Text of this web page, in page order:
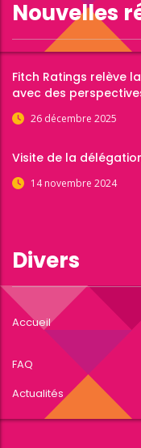
Nouvelles
Fitch Ratings relève
avec des
26 décembre 2025
Visite de la
14 novembre 2024
Divers
Accueil
FAQ
Actualités